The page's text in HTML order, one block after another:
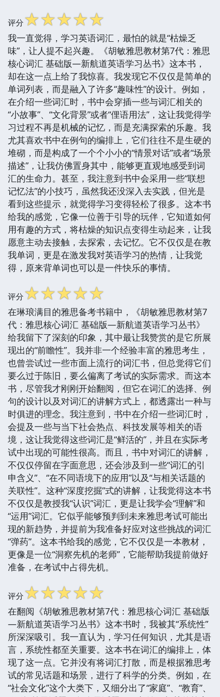
评分☆☆☆☆☆
我一直觉得，学习英语词汇，最怕的就是“枯燥乏
味”，让人提不起兴趣。《胡敏雅思教材第7代：雅思
核心词汇 基础版—新航道英语学习丛书》这本书，
却在这一点上给了我惊喜。我发现它不仅仅是简单的
单词列表，而是融入了许多“趣味性”的设计。例如，
在介绍一些词汇时，书中会穿插一些与词汇相关的
“小故事”、“文化背景”或者“俚语用法”，这让我觉得学
习过程不再是机械的记忆，而是充满探索的乐趣。我
尤其喜欢书中在例句的编排上，它们往往不是生硬的
堆砌，而是构成了一个个小小的“情景对话”或者“场景
描述”，让我仿佛置身其中，能够更直观地感受到词
汇的生命力。甚至，我注意到书中会采用一些“联想
记忆法”的小技巧，虽然我还没深入去实践，但光是
看到这些提示，就觉得学习变得轻松了很多。这本书
给我的感觉，它像一位善于引导的玩伴，它知道如何
用有趣的方式，将枯燥的知识点变得生动起来，让我
愿意主动去接触，去探索，去记忆。它不仅仅是在教
我单词，更是在激发我对英语学习的热情，让我觉
得，原来背单词也可以是一件快乐的事情。
评分☆☆☆☆☆
在琳琅满目的雅思备考书籍中，《胡敏雅思教材第7
代：雅思核心词汇 基础版—新航道英语学习丛书》
给我留下了深刻的印象，其中最让我赞赏的是它所展
现出的“前瞻性”。我并非一个经验丰富的雅思考生，
也曾尝试过一些市面上流行的词汇书，但总觉得它们
要么过于陈旧，要么偏离了考试的实际需求。而这本
书，尽管我才刚刚开始翻阅，但它在词汇的选择、例
句的设计以及对词汇的讲解方式上，都透露出一种与
时俱进的理念。我注意到，书中在介绍一些词汇时，
会提及一些与当下社会热点、科技发展等相关的语
境，这让我觉得这些词汇是“鲜活的”，并且在实际考
试中出现的可能性很高。而且，书中对词汇的讲解，
不仅仅停留在字面意思，还会涉及到一些“词汇的引
申含义”、“在不同语境下的应用”以及“与相关话题的
关联性”。这种“深度挖掘”式的讲解，让我觉得这本书
不仅仅是教授我“认识”词汇，更是让我学会“理解”和
“运用”词汇。它似乎能够预判到未来雅思考试可能出
现的新趋势，并提前为我准备好应对这些挑战的词汇
“弹药”。这本书给我的感觉，它不仅仅是一本教材，
更像是一位“洞察先机的老师”，它能帮助我提前做好
准备，在考试中占得先机。
评分☆☆☆☆☆
在翻阅《胡敏雅思教材第7代：雅思核心词汇 基础版
—新航道英语学习丛书》这本书时，我被其“系统性”
所深深吸引。我一直认为，学习任何知识，尤其是语
言，系统性都至关重要。这本书在词汇的编排上，体
现了这一点。它并没有将词汇打散，而是根据雅思考
试的常见话题和场景，进行了科学的分类。例如，在
“社会文化”这个大类下，又细分出了“家庭”、“教育”、